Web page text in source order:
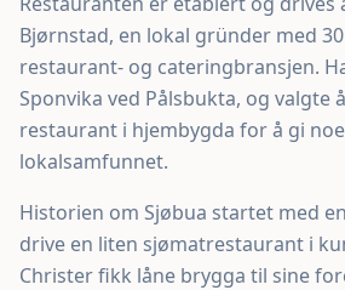
Bjørnstad, en lokal gründer med
restaurant- og cateringbransjen.
Sponvika ved Pålsbukta, og valgte
restaurant i hjembygda for å gi
lokalsamfunnet.
Historien om Sjøbua startet med
drive en liten sjømatrestaurant i
Christer fikk låne brygga til sine